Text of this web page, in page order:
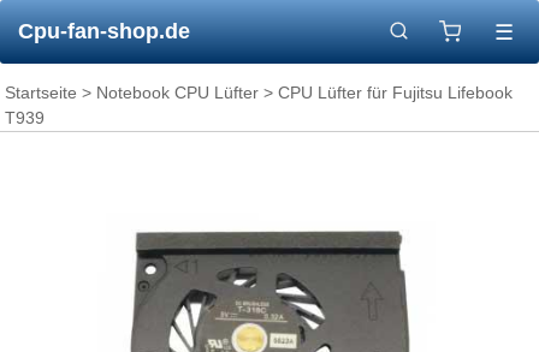
Cpu-fan-shop.de ☰
Startseite > Notebook CPU Lüfter > CPU Lüfter für Fujitsu Lifebook
T939